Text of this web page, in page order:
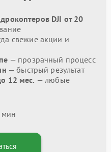
DJI от 20
свежие акции и
— прозрачный процесс
— быстрый результат
12 мес. — любые
мин